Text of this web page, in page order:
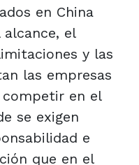
en China
el
y las
las empresas
en el
se exigen
e
que en el